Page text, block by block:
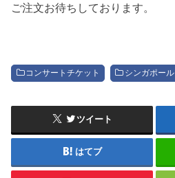
ご注文お待ちしております。
コンサートチケット シンガポール
ツイート
はてブ